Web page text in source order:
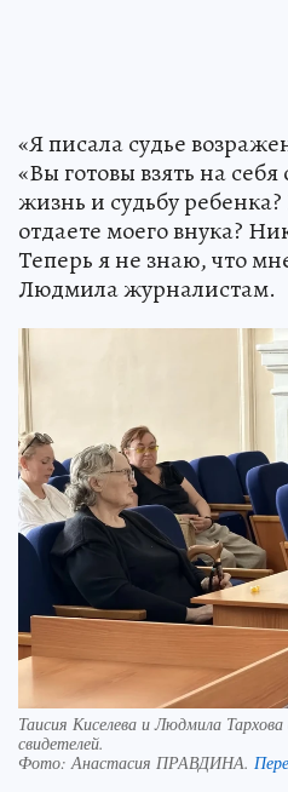
«Я писала судье
«Вы готовы взять на себя
жизнь и судьбу
отдаете моего внука?
Теперь я не знаю, что
Людмила журналистам.
Таисия Киселева и Людмила
свидетелей.
Фото: Анастасия ПРАВДИНА.